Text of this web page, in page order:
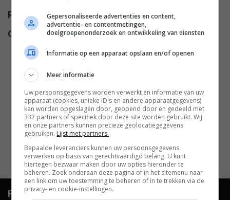
Regie Dominique Maillet.
Cast
Ronny Coutteure,Jacques
Philippe Noiret
Manuel Blanc
, Paulette Dubost
Corinne Clery,Bernard
Lajarrige,Fabienne Chaudat,
Pierre Vial, Gaëtan Wenders
FilmTotaal.Hét online filmoverzicht.
Gepersonaliseerde advertenties en content,
advertentie- en contentmetingen,
doelgroepenonderzoek en ontwikkeling van diensten
Informatie op een apparaat opslaan en/of openen
Meer informatie
Uw persoonsgegevens worden verwerkt en informatie van uw
apparaat (cookies, unieke ID's en andere apparaatgegevens)
kan worden opgeslagen door, geopend door en gedeeld met
332 partners of specifiek door deze site worden gebruikt. Wij
en onze partners kunnen precieze geolocatiegegevens
gebruiken. Lijst met partners.
Bepaalde leveranciers kunnen uw persoonsgegevens
verwerken op basis van gerechtvaardigd belang. U kunt
hiertegen bezwaar maken door uw opties hieronder te
beheren. Zoek onderaan deze pagina of in het sitemenu naar
een link om uw toestemming te beheren of in te trekken via de
privacy- en cookie-instellingen.